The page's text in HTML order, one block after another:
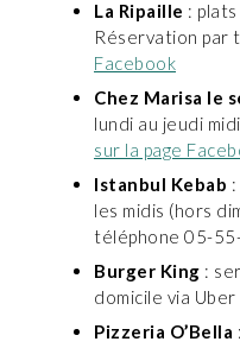
La Ripaille :
Réservation par
Facebook
Chez Marisa le
lundi au jeudi
sur la page
Istanbul Kebab
les midis (hors
téléphone 05-
Burger King :
domicile via
Pizzeria O’Bella